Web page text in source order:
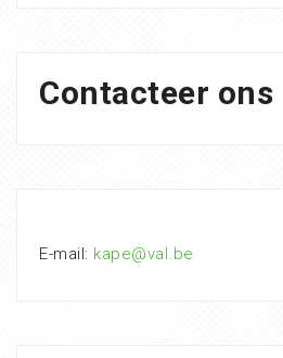
Contacteer ons
E-mail: kape@val.be